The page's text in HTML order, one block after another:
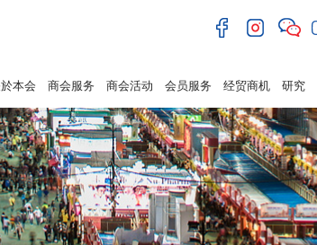
本会 商会服务 商会活动 会员服务 经贸商机 研究